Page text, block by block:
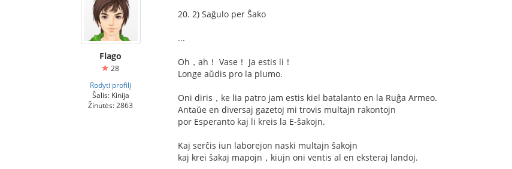
Flago
28
Rodyti profilį
Šalis: Kinija
Žinutės: 2863
20. 2) Saĝulo per Ŝako
...
Oh，ah！ Vase！ Ja estis li！
Longe aŭdis pro la plumo.
Oni diris，ke lia patro jam estis kiel batalanto en la Ruĝa Armeo.
Antaŭe en diversaj gazetoj mi trovis multajn rakontojn
por Esperanto kaj li kreis la E-ŝakojn.
Kaj serĉis iun laborejon naski multajn ŝakojn
kaj krei ŝakaj mapojn，kiujn oni ventis al en eksteraj landoj.